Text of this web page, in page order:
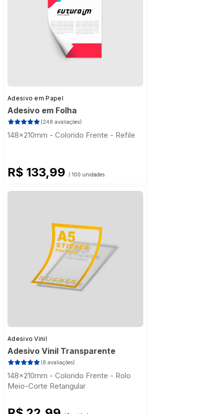
Adesivo em Papel
Adesivo em Folha
(248 avaliações)
148x210mm - Colorido Frente - Refile
R$ 133,99 / 100 unidades
Adesivo Vinil
Adesivo Vinil Transparente
(8 avaliações)
148x210mm - Colorido Frente - Rolo
Meio-Corte Retangular